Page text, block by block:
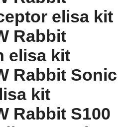
elisa kit
Rabbit
elisa kit
Rabbit Sonic
kit
Rabbit S100